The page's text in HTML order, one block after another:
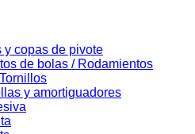
y copas de pivote
de bolas / Rodamientos
y amortiguadores